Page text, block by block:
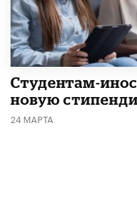
Студентам-
новую
24 МАРТА